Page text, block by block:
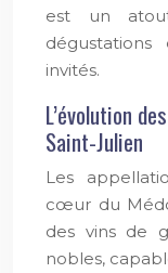
est un
invités.
L’évolution
Saint-Julien
Les
cœur du
des vins de
nobles,